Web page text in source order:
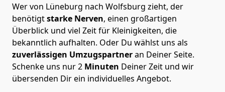
Wer von Lüneburg nach Wolfsburg zieht, der
benötigtstarke Nerven, einen großartigen
Überblick und viel Zeit für Kleinigkeiten, die
bekanntlich aufhalten. Oder Du wählst uns als
zuverlässigen Umzugspartneran Deiner Seite.
Schenke uns nur2 Minuten Deiner Zeit und wir
übersenden Dir ein individuelles Angebot.